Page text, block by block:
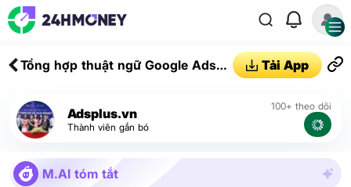
Tổng hợp thuật ngữ Google Ads
Tải App
Adsplus.vn
Thành viên gắn bó
100+ theo dõi
M.AI tóm tắt